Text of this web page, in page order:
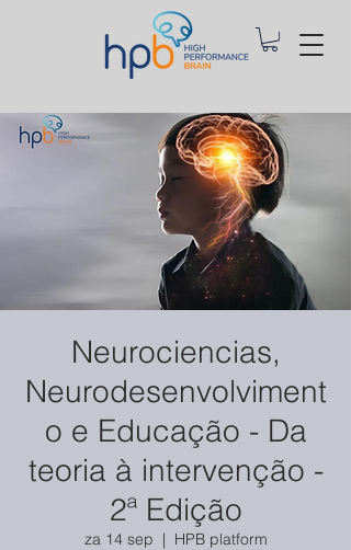
Neurociencias,
Neurodesenvolviment
o e Educação - Da
teoria à intervenção -
2ª Edição
za 14 sep
  |
HPB platform